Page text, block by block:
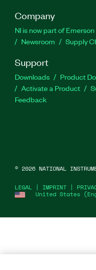
Company
NI is now part of Emerson
Newsroom
Supply
Support
Downloads Product
Activate a Product
Feedback
United States
LEGAL | IMPRINT |
© 2026 NATIONAL